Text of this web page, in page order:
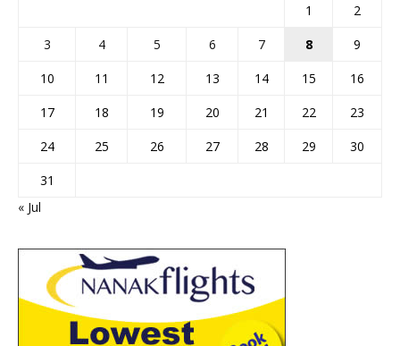
1
2
3
4 5 6 7 8
9
10
11 12 13 14 15
16
17
18 19 20 21 22
23
24
25 26 27 28 29
30
31
« Jul